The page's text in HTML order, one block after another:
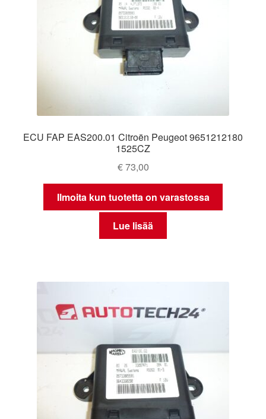
ECU FAP EAS200.01 Citroën Peugeot 9651212180
1525CZ
€73,00
Ilmoita kun tuotetta on varastossa
Lue lisää